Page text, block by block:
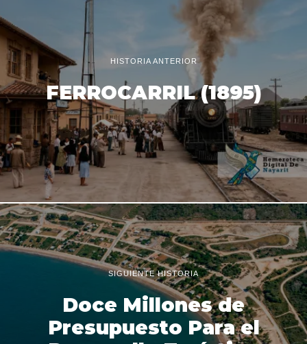
HISTORIA ANTERIOR
FERROCARRIL (1895)
SIGUIENTE HISTORIA
Doce Millones de
Presupuesto Para el